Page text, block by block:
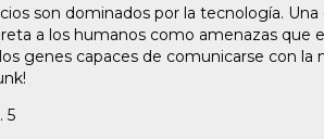
son dominados por la tecnología.
a los humanos como amenazas que
genes capaces de comunicarse con la
5